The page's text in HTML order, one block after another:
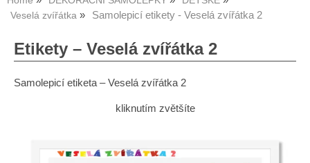
Veselá zvířátka
Samolepicí etikety - Veselá zvířátka 2
Etikety – Veselá zvířátka 2
Samolepicí etiketa – Veselá zvířátka 2
kliknutím zvětšíte